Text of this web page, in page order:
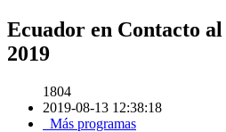
Ecuador en Contacto
2019
1804
2019-08-13 12:38:18
Más programas